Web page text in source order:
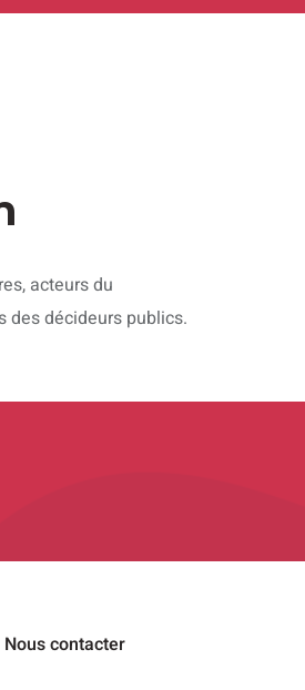
acteurs du
des décideurs publics.
Nous contacter